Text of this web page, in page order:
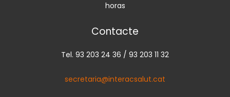
horas
Contacte
Tel. 93 203 24 36 / 93 203 11 32
secretaria@interacsalut.cat